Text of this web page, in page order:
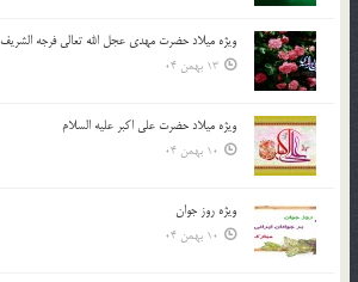
ویژه میلاد حضرت مهدی عجل الله تعالی فرجه الشريف
13 بهمن 04
ویژه میلاد حضرت علی اکبر علیه السلام
10 بهمن 04
ویژه روز جوان
10 بهمن 04